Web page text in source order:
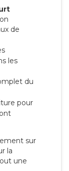
de
les
du
pour
sur
la
une